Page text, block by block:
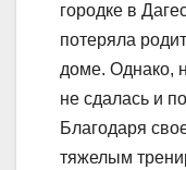
городке в
потеряла
доме. Однако,
не сдалась и
Благодаря
тяжелым